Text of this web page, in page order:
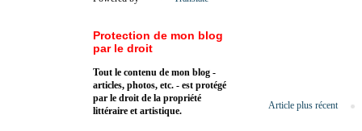
Article plus récent
Protection de mon blog
par le droit
Tout le contenu de mon blog -
articles, photos, etc. - est protégé
par le droit de la propriété
littéraire et artistique.